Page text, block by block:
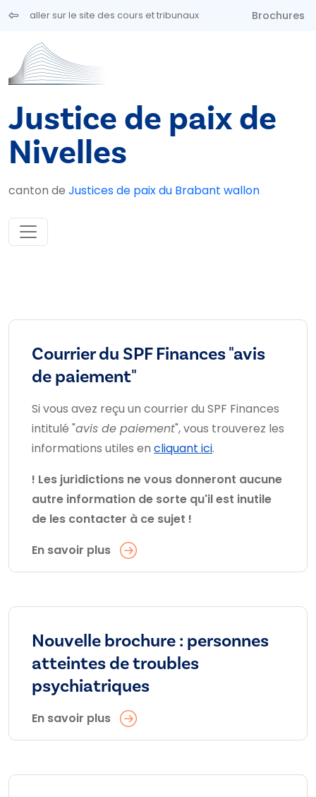
Aller au contenu principal
aller sur le site des cours et tribunaux Brochures
Justice de paix de
Nivelles
canton de Justices de paix du Brabant wallon
Courrier du SPF Finances "avis
de paiement"
Si vous avez reçu un courrier du SPF Finances
intitulé "avis de paiement", vous trouverez les
informations utiles en cliquant ici.
! Les juridictions ne vous donneront aucune
autre information de sorte qu'il est inutile
de les contacter à ce sujet !
En savoir plus
Nouvelle brochure : personnes
atteintes de troubles
psychiatriques
En savoir plus